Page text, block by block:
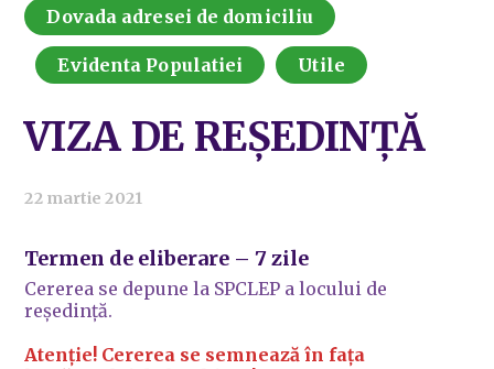
Dovada adresei de domiciliu
Evidenta Populatiei Utile
VIZA DE REȘEDINȚĂ
22 martie 2021
Termen de eliberare – 7 zile
Cererea se depune la SPCLEP a locului de
reședință.
Atenție! Cererea se semnează în fața